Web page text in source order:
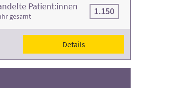
Patient:innen
gesamt 1.150
Details